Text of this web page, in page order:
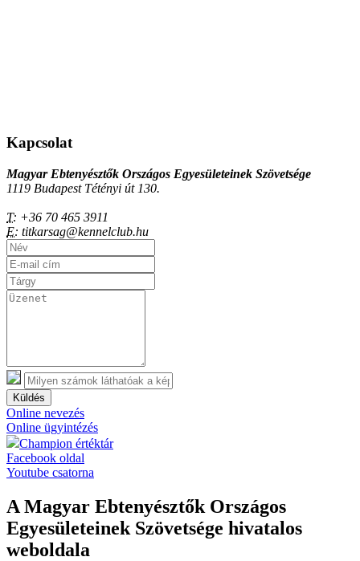
Kapcsolat
Magyar Ebtenyésztők Országos Egyesületeinek Szövetsége
1119 Budapest Tétényi út 130.
T: +36 70 465 3911
E: titkarsag@kennelclub.hu
Küldés
Online nevezés
Online ügyintézés
Champion értéktár
Facebook oldal
Youtube csatorna
A Magyar Ebtenyésztők Országos
Egyesületeinek Szövetsége hivatalos
weboldala